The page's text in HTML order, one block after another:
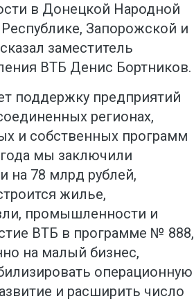
в Донецкой Народной
Запорожской и
заместитель
ВТБ Денис Бортников.
поддержку предприятий
регионах,
и собственных программ
мы заключили
на 78 млрд рублей,
жилье,
промышленности и
ВТБ в программе № 888,
на малый бизнес,
операционную
и расширить число